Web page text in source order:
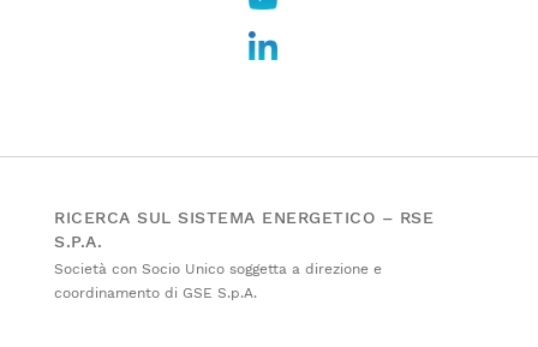
RICERCA SUL SISTEMA ENERGETICO – RSE
S.P.A.
Società con Socio Unico soggetta a direzione e
coordinamento di GSE S.p.A.